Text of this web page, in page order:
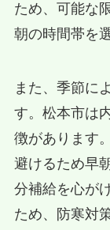
ため、可能な
朝の時間帯を
また、季節に
す。松本市は
徴があります。
避けるため早
分補給を心が
ため、防寒対